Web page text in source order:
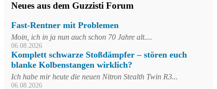
Neues aus dem Guzzisti Forum
Fast-Rentner mit Problemen
Moin, ich in ja nun auch schon 70 Jahre alt....
06.08.2026
Komplett schwarze Stoßdämpfer – stören euch
blanke Kolbenstangen wirklich?
Ich habe mir heute die neuen Nitron Stealth Twin R3...
06.08.2026